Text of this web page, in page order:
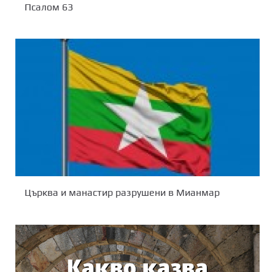
Псалом 63
Църква и манастир разрушени в Мианмар